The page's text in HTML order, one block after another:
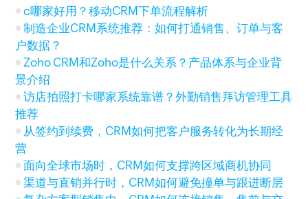
c哪家好用？移动CRM下单流程解析
制造企业CRM系统推荐：如何打通销售、订单与客
户数据？
Zoho CRM和Zoho是什么关系？产品体系与企业背
景介绍
访店拍照打卡哪家系统靠谱？外勤销售拜访管理工具
推荐
从签约到续费，CRM如何把客户服务转化为长期经
营
面向全球市场时，CRM如何支撑跨区域商机协同
渠道与直销并行时，CRM如何避免撞单与跟进断层